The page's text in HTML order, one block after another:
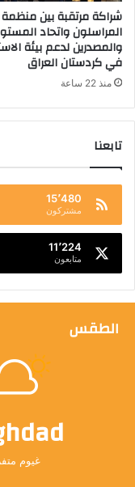
شراكة مرتقبة بين منظمة
المراسلون واتحاد
والمصدرين لدعم بيئة
في كردستان العراق
منذ 22 ساعة
تابعنا
15٬480
مشتركون
11٬224
متابعون
الطقس
غيوم